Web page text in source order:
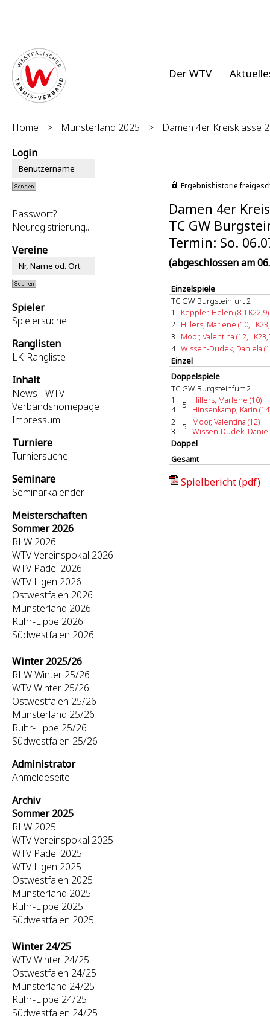
Der WTV
Home > Münsterland 2025 >
Damen 4er Kreisklasse
Login
Passwort?
Neuregistrierung...
Vereine
Spieler
Spielersuche
Ranglisten
LK-Rangliste
Inhalt
News - WTV
Verbandshomepage
Impressum
Turniere
Turniersuche
Seminare
Seminarkalender
Meisterschaften
Sommer 2026
RLW 2026
WTV Vereinspokal 2026
WTV Padel 2026
WTV Ligen 2026
Ostwestfalen 2026
Münsterland 2026
Ruhr-Lippe 2026
Südwestfalen 2026
Winter 2025/26
RLW Winter 25/26
WTV Winter 25/26
Ostwestfalen 25/26
Münsterland 25/26
Ruhr-Lippe 25/26
Südwestfalen 25/26
Administrator
Anmeldeseite
Archiv
Sommer 2025
RLW 2025
WTV Vereinspokal 2025
WTV Padel 2025
WTV Ligen 2025
Ostwestfalen 2025
Münsterland 2025
Ruhr-Lippe 2025
Südwestfalen 2025
Winter 24/25
WTV Winter 24/25
Ostwestfalen 24/25
Münsterland 24/25
Ruhr-Lippe 24/25
Südwestfalen 24/25
Ergebnishistorie
Damen 4er
TC GW
Termin: So.
(abgeschlossen am
Einzelspiele
TC GW Burgsteinfurt 2
1
Keppler, Helen (8, LK22,9)
2 Hillers, Marlene (10,
3
Moor, Valentina (12,
4 Wissen-Dudek, Daniela
Einzel
Doppelspiele
TC GW Burgsteinfurt 2
1
4
5
Hillers, Marlene (10)
Hinsenkamp, Karin
2
3
5
Moor, Valentina (12)
Wissen-Dudek,
Doppel
Gesamt
Spielbericht (pdf)